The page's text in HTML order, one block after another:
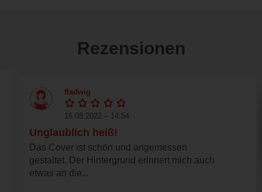
Rezensionen
fladwig
16.08.2022 – 14:54
Unglaublich heiß!
Das Cover ist schön und angemessen
gestaltet. Der Hintergrund erinnert mich auch
etwas an die...